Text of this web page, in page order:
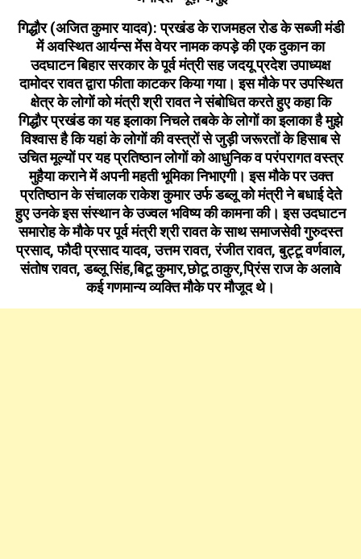
गिद्धौर (अजित कुमार यादव): प्रखंड के राजमहल रोड के सब्जी मंडी
में अवस्थित आर्यन्स मेंस वेयर नामक कपड़े की एक दुकान का
उदघाटन बिहार सरकार के पूर्व मंत्री सह जदयू प्रदेश उपाध्यक्ष
दामोदर रावत द्वारा फीता काटकर किया गया। इस मौके पर उपस्थित
क्षेत्र के लोगों को मंत्री श्री रावत ने संबोधित करते हुए कहा कि
गिद्धौर प्रखंड का यह इलाका निचले तबके के लोगों का इलाका है मुझे
विश्वास है कि यहां के लोगों की वस्त्रों से जुड़ी जरूरतों के हिसाब से
उचित मूल्यों पर यह प्रतिष्ठान लोगों को आधुनिक व परंपरागत वस्त्र
मुहैया कराने में अपनी महती भूमिका निभाएगी। इस मौके पर उक्त
प्रतिष्ठान के संचालक राकेश कुमार उर्फ डब्लू को मंत्री ने बधाई देते
हुए उनके इस संस्थान के उज्वल भविष्य की कामना की। इस उदघाटन
समारोह के मौके पर पूर्व मंत्री श्री रावत के साथ समाजसेवी गुरुदस्त
प्रसाद, फौदी प्रसाद यादव, उत्तम रावत, रंजीत रावत, बुट्टू वर्णवाल,
संतोष रावत, डब्लू सिंह,बिटू कुमार,छोटू ठाकुर,प्रिंस राज के अलावे
कई गणमान्य व्यक्ति मौके पर मौजूद थे।